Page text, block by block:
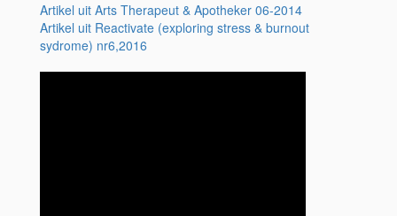
Artikel uit Arts Therapeut & Apotheker 06-2014
Artikel uit Reactivate (exploring stress & burnout
sydrome) nr6,2016